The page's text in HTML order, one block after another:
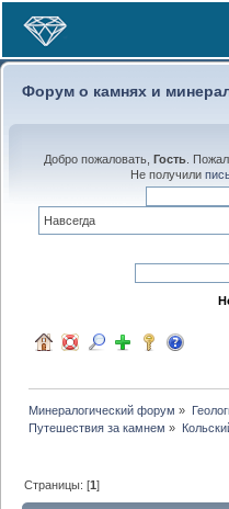
Форум о камнях и
Добро пожаловать, Гость.
Не получили
Минералогический форум »
Путешествия за камнем »
Страницы: [1]